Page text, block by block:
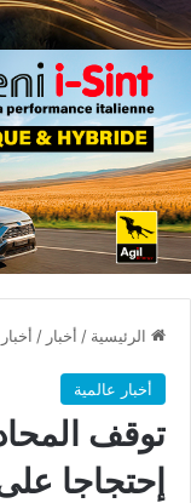
الرئيسية / أخبار /
أخبار عالمية
توقف
إحتجاجا